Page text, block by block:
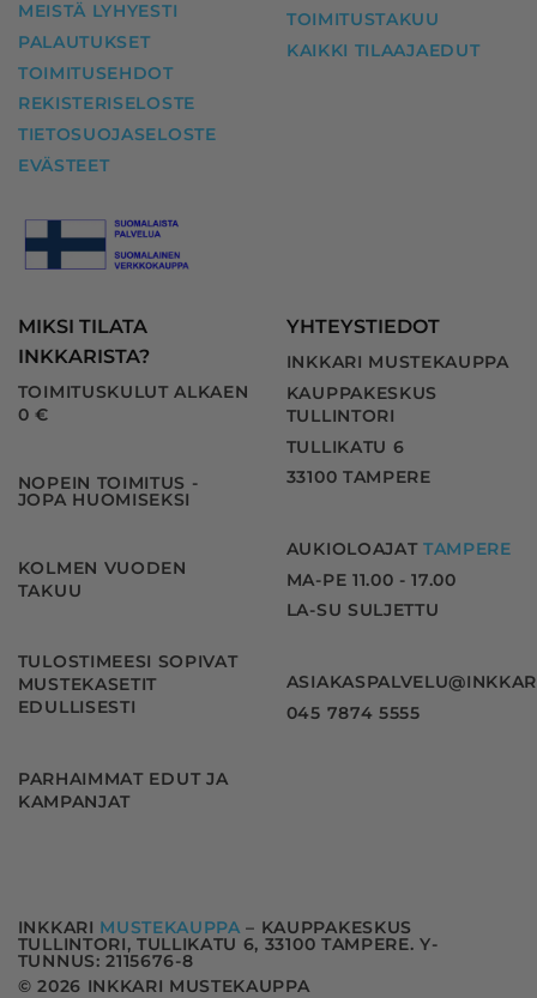
MEISTÄ LYHYESTI
PALAUTUKSET
TOIMITUSEHDOT
REKISTERISELOSTE
TIETOSUOJASELOSTE
EVÄSTEET
TOIMITUSTAKUU
KAIKKI TILAAJAEDUT
MIKSI TILATA
INKKARISTA?
TOIMITUSKULUT ALKAEN
0 €
NOPEIN TOIMITUS -
JOPA HUOMISEKSI
KOLMEN VUODEN
TAKUU
TULOSTIMEESI SOPIVAT
MUSTEKASETIT
EDULLISESTI
PARHAIMMAT EDUT JA
KAMPANJAT
YHTEYSTIEDOT
INKKARI MUSTEKAUPPA
KAUPPAKESKUS
TULLINTORI
TULLIKATU 6
33100 TAMPERE
AUKIOLOAJAT TAMPERE
MA-PE 11.00 - 17.00
LA-SU SULJETTU
045 7874 5555
INKKARI MUSTEKAUPPA – KAUPPAKESKUS
TULLINTORI, TULLIKATU 6, 33100 TAMPERE. Y-
TUNNUS: 2115676-8
© 2026 INKKARI MUSTEKAUPPA